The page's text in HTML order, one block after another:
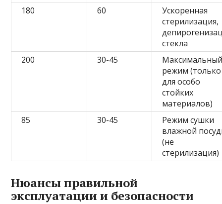
180
60
Ускоренная
стерилизация,
стекла
200
30-45
режим (только
для особо
стойких
материалов)
85
30-45
Режим сушки
влажной
(не
стерилизация)
Нюансы правильной
эксплуатации и безопасности